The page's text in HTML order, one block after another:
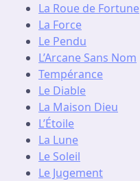
La Roue de Fortune
La Force
Le Pendu
L’Arcane Sans Nom
Tempérance
Le Diable
La Maison Dieu
L’Étoile
La Lune
Le Soleil
Le Jugement